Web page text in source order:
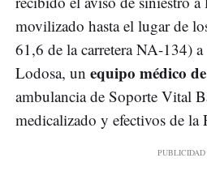
movilizado hasta el lugar de
61,6 de la carretera NA-134)
Lodosa, un equipo médico
ambulancia de Soporte Vital
medicalizado y efectivos de la